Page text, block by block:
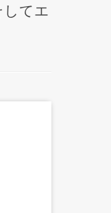
てエ